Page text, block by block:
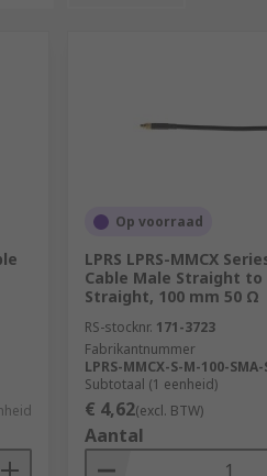
Op voorraad
LPRS LPRS-MMCX
Cable Male Straight to
Straight, 100 mm 50 Ω
RS-stocknr. 171-3723
Fabrikantnummer
LPRS-MMCX-S-M-100-SMA-
Subtotaal (1 eenheid)
€ 4,62(excl. BTW)
Aantal